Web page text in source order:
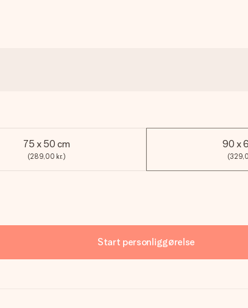
75 x 50 cm
(289,00 kr.)
90 x
Start personliggørelse